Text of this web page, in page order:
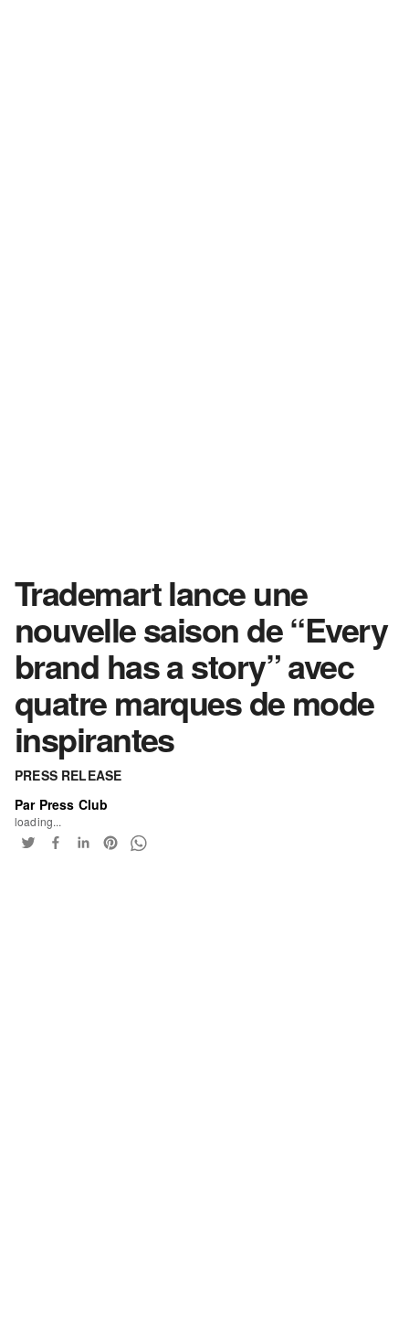
Trademart lance une
nouvelle saison de “Every
brand has a story” avec
quatre marques de mode
inspirantes
PRESS RELEASE
Par Press Club
loading...